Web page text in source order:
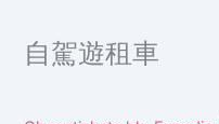
自駕遊租車